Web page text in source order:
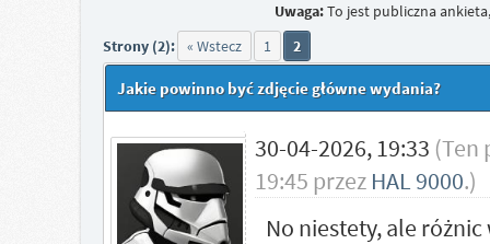
Uwaga:To jest publiczna
Strony (2):
« Wstecz 1 2
Jakie powinno być zdjęcie główne wydania?
30-04-2026, 19:33 (Ten
19:45 przez HAL 9000.)
No niestety, ale